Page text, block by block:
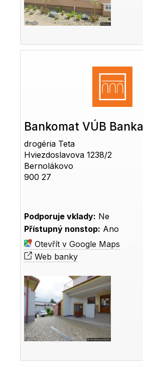
Bankomat VÚB Banka
drogéria Teta
Hviezdoslavova 1238/2
Bernolákovo
900 27
Podporuje vklady: Ne
Přístupný nonstop: Ano
Otevřít v Google Maps
Web banky